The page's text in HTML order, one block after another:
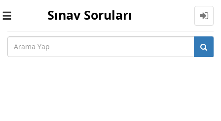
Toggle
Sınav Soruları